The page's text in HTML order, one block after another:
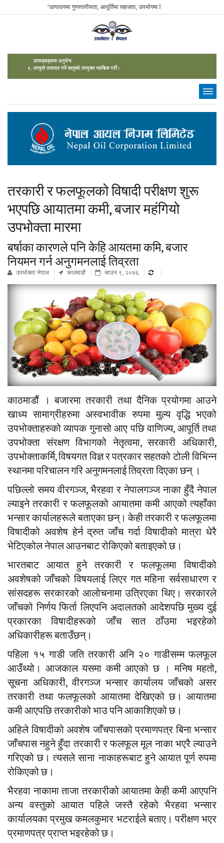
"उत्पादनमा गुणस्तरीयता, आपूर्तिमा सहजता, उपभोगमा विवेकशीलता" - The Sustainable
तरकारी र फलफूलको विषादी परीक्षण शुरू
भएपछि आयातमा कमी, बजार महंगियो
उपभोक्ता मारमा
बर्षाका कारणले पनि केहि आयतमा कमि, बजार
नियमन गर्न अनुगमनलाई तिव्रता
उपभाेक्ता नेपाल काठमाडौं साउन ९, २०७६
काठमाडौं । बजारमा तरकारी तथा दैनिक प्रयोगमा आउने
खाध्य सामाग्रीहरुमा अस्वभावीक रुपमा मुल्य वृद्धि भएको
उपभोक्ताहरुको व्यापक गुनासो आए पछि वाणिज्य, आपूर्ति तथा
उपभोक्ता संरक्षण विभागको नेतृत्वमा, सरकारी अधिकारी,
उपभोक्ताकर्मि, विषयगत विज्ञ र पत्रकार सहतको टोली विभिन्न
स्थानमा परिचालन गरि अनुगमनलाई तिव्रता दिएका छन् ।
पछिल्लो समय वीरगञ्ज, भैरहवा र नेपालगञ्ज नाका हुँदै नेपाल
ल्याइने तरकारी र फलफूलको आयातमा कमी आएको त्यहाँका
भन्सार कार्यालहरूले बताएका छन्। केही तरकारी र फलफूलमा
विषादीको अवशेष हेर्न द्रुत जाँच गर्दा विषादीको मात्रा धेरै
भेटिएकोल नेपाल आउनबाट रोकिएको बताइएको छ।
भारतबाट आयात हुने तरकारी र फलफूलमा विषादीको
अवशेषको जाँचको विषयलाई लिएर गत महिना सर्वसाधारण र
सांसदहरू सरकारको आलोचनामा उत्रिएका थिए। सरकारले
जाँचको निर्णय फिर्ता लिएपनि अदालतको आदेशपछि मुख्य दुई
प्रकारका विषादीहरूको जाँच सात ठाँउमा भइरहेको
अधिकारीहरू बताउँछन्।
पहिला १५ गाडी जति तरकारी अनि २० गाडीसम्म फलफूल
आउँथ्यो। आजकाल यसमा कमी आएको छ । मनिष महतो,
सूचना अधिकारी, वीरगञ्ज भन्सार कार्यालय जाँचको असर
तरकारी तथा फलफूलको आयातमा देखिएको छ। आयातमा
कमी आएपछि तरकारीको भाउ पनि आकाशिएको छ।
अहिले विषादीको अवशेष जाँचपासको प्रमाणपत्र बिना भन्सार
जाँचपास नहुने हुँदा तरकारी र फलफूल मूल नाका भएरै ल्याउने
गरिएको छ। त्यसले साना नाकाहरूबाट हुने आयात पूर्ण रुपमा
रोकिएको छ।
भैरहवा नाकामा ताजा तरकारीको आयातमा केही कमी आएपनि
अन्य वस्तुको आयात पहिले जस्तै रहेको भैरहवा भन्सार
कार्यालयका प्रमुख कमलकुमार भटराईले बताए। परीक्षण भएर
प्रमाणपत्र प्राप्त भइरहेको छ।